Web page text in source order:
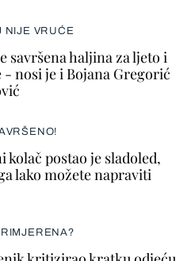
NIJE VRUĆE
savršena haljina za ljeto i
- nosi je i Bojana Gregorić
kolač postao je sladoled,
lako možete napraviti